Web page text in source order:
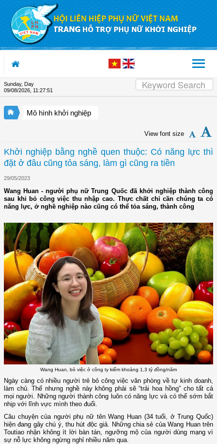
Skip to Content
Sunday, Day
09/08/2026 11:27:51
Mô hình khởi nghiệp
View font size
Khởi nghiệp bằng nghề quen thuộc: Có năng lực thì
đặt ở đâu cũng tỏa sáng, làm gì cũng ra tiền
29/05/2023
Wang Huan - người phụ nữ Trung Quốc đã khởi nghiệp thành công
sau khi bỏ công việc thu nhập cao. Thực chất chỉ cần chúng ta có
năng lực, ở nghề nghiệp nào cũng có thể tỏa sáng, thành công
Wang Huan, bỏ việc ở công ty kiếm khoảng 1,3 tỷ đồng/năm
Ngày càng có nhiều người trẻ bỏ công việc văn phòng về tự kinh doanh,
làm chủ. Thế nhưng nghề này không phải sẽ “trải hoa hồng” cho tất cả
mọi người. Những người thành công luôn có năng lực và có thể sớm bắt
nhịp với lĩnh vực mình theo đuổi.
Câu chuyện của người phụ nữ tên Wang Huan (34 tuổi, ở Trung Quốc)
hiện đang gây chú ý, thu hút độc giả. Những chia sẻ của Wang Huan trên
Toutiao nhận không ít lời bàn tán, ngưỡng mộ của người dùng mạng vì
sự nỗ lực không ngừng nghỉ nhiều năm qua.